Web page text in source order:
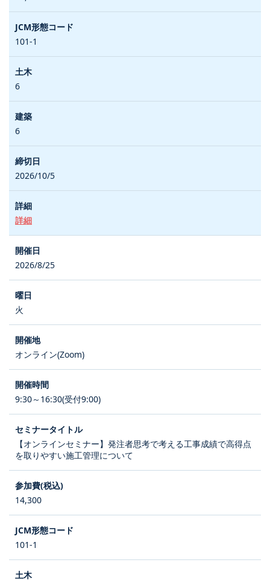
101-1
6
6
2026/10/5
詳細
2026/8/25
火
オンライン(Zoom)
9:30～16:30(受付9:00)
【オンラインセミナー】発注者思考で考える工事成績で高得点
を取りやすい施工管理について
14,300
101-1